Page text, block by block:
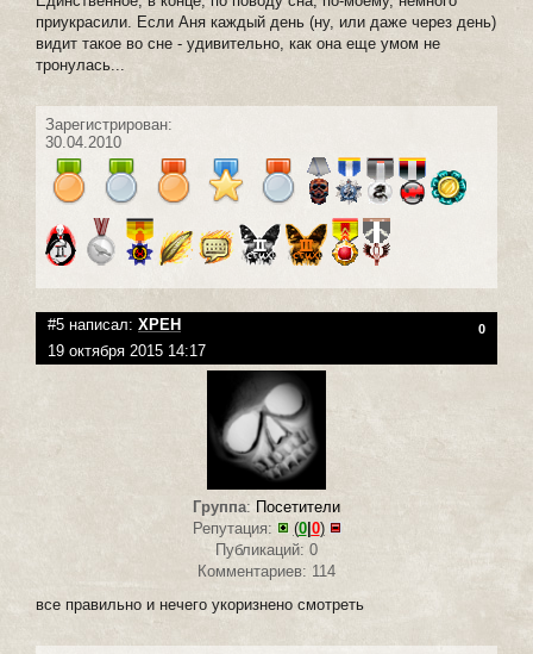
приукрасили. Если Аня каждый день (ну, или даже через день)
видит такое во сне - удивительно, как она еще умом не
тронулась...
Зарегистрирован:
30.04.2010
#5 написал: ХРЕН 0
19 октября 2015 14:17
Группа: Посетители
Репутация:
(0| 0)
Публикаций: 0
Комментариев: 114
все правильно и нечего укоризнено смотреть